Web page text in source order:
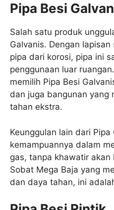
Pipa Besi
Salah satu produk
Galvanis. Dengan
pipa dari korosi, pipa ini
penggunaan luar
memilih Pipa Besi
dan juga bangunan yang
tahan ekstra.
Keunggulan lain dari Pipa
kemampuannya dalam
gas, tanpa khawatir akan
Sobat Mega Baja yang
dan daya tahan, ini